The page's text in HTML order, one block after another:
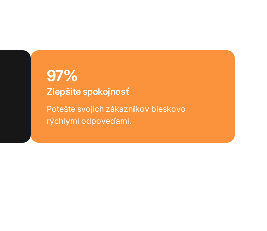
97%
Zlepšite spokojnosť
Potešte svojich zákazníkov bleskovo
rýchlymi odpoveďami.